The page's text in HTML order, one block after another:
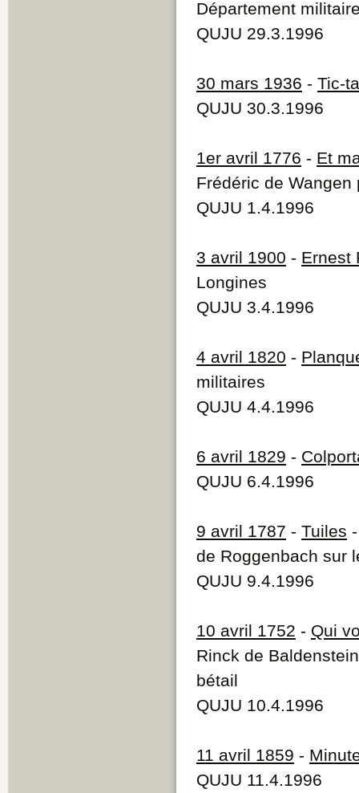
Département
QUJU 29.3.1996
30 mars 1936 - Tic-
QUJU 30.3.1996
1er avril 1776 - Et
Frédéric de
QUJU 1.4.1996
3 avril 1900 - Ernest
Longines
QUJU 3.4.1996
4 avril 1820 -
militaires
QUJU 4.4.1996
6 avril 1829 -
QUJU 6.4.1996
9 avril 1787 - Tuiles
de Roggenbach sur
QUJU 9.4.1996
10 avril 1752 - Qui
Rinck de
bétail
QUJU 10.4.1996
11 avril 1859 -
QUJU 11.4.1996